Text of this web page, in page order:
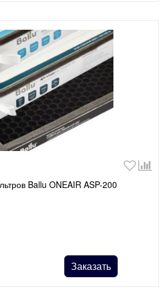
Ballu ONEAIR ASP-200
Заказать